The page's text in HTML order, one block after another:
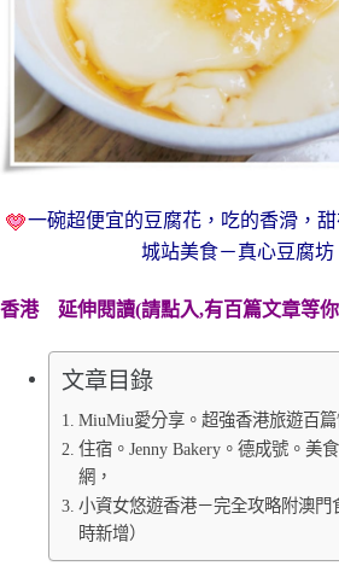
一碗超便宜的豆腐花，吃的香滑，
城站美食－真心豆腐坊
香港 延伸閱讀(請點入,有百篇文章等
文章目錄
MiuMiu愛分享。超強香港旅遊百篇
住宿。Jenny Bakery。德成號。美
網，
小資女悠遊香港－完全攻略附澳門
時新增）